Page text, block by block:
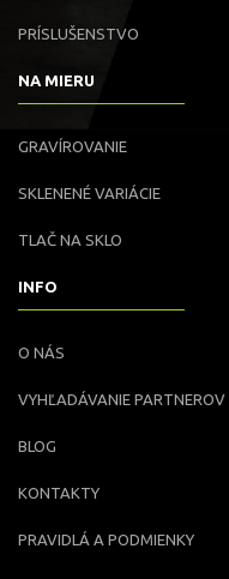
PRÍSLUŠENSTVO
NA MIERU
GRAVÍROVANIE
SKLENENÉ VARIÁCIE
TLAČ NA SKLO
INFO
O NÁS
VYHĽADÁVANIE PARTNEROV
BLOG
KONTAKTY
PRAVIDLÁ A PODMIENKY